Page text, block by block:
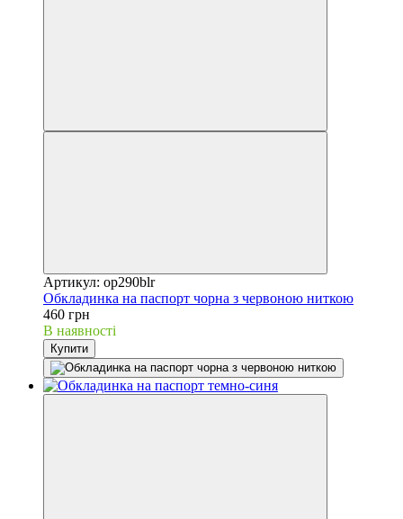
Артикул: op290blr
Обкладинка на паспорт чорна з червоною ниткою
460 грн
В наявності
Купити